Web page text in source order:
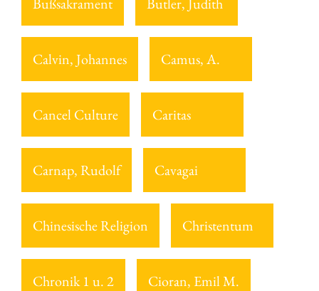
Calvin, Johannes Camus, A.
Cancel Culture Caritas
Carnap, Rudolf Cavagai
Chinesische Religion Christentum
Chronik 1 u. 2 Cioran, Emil M.